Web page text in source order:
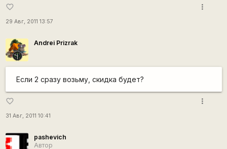
favorite_border
29 Авг, 2011 13:57
more_vert
Andrei Prizrak
Если 2 сразу возьму, скидка будет?
favorite_border
31 Авг, 2011 10:41
more_vert
pashevich
Автор